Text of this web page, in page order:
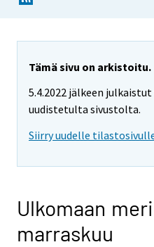
Tämä sivu on arkistoitu.
5.4.2022 jälkeen
uudistetulta sivustolta.
Siirry uudelle
Ulkomaan
marraskuu